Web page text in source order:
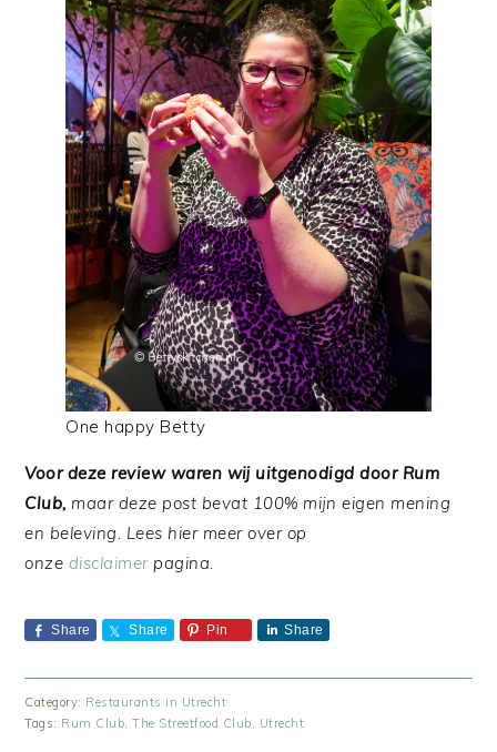
One happy Betty
Voor deze review waren wij uitgenodigd door Rum
Club, maar deze post bevat 100% mijn eigen mening
en beleving. Lees hier meer over op
onze disclaimerpagina.
Share Share Pin Share
Category: Restaurants in Utrecht
Tags: Rum Club,The Streetfood Club, Utrecht